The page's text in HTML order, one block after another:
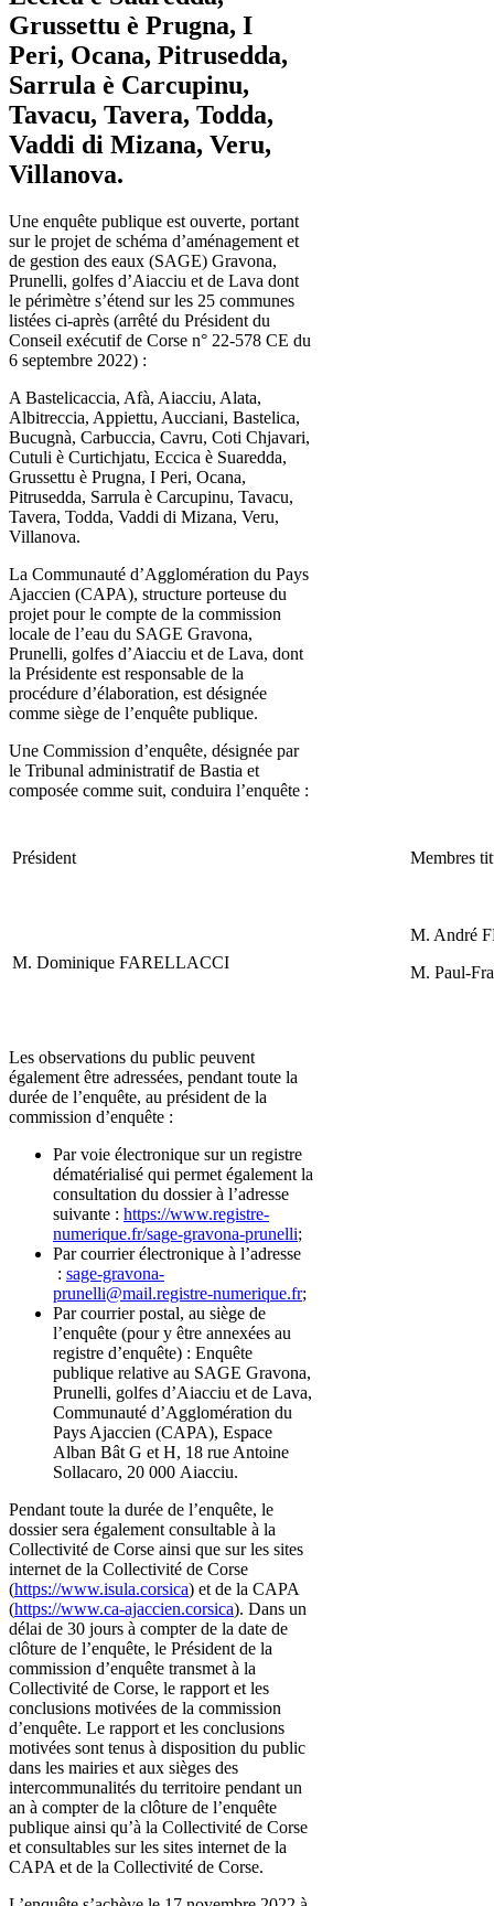
Grussettu è Prugna, I
Peri, Ocana, Pitrusedda,
Sarrula è Carcupinu,
Tavacu, Tavera, Todda,
Vaddi di Mizana, Veru,
Villanova.
Une enquête publique est ouverte, portant
sur le projet de schéma d’aménagement et
de gestion des eaux (SAGE) Gravona,
Prunelli, golfes d’Aiacciu et de Lava dont
le périmètre s’étend sur les 25 communes
listées ci-après (arrêté du Président du
Conseil exécutif de Corse n° 22-578 CE du
6 septembre 2022) :
A Bastelicaccia, Afà, Aiacciu, Alata,
Albitreccia, Appiettu, Aucciani, Bastelica,
Bucugnà, Carbuccia, Cavru, Coti Chjavari,
Cutuli è Curtichjatu, Eccica è Suaredda,
Grussettu è Prugna, I Peri, Ocana,
Pitrusedda, Sarrula è Carcupinu, Tavacu,
Tavera, Todda, Vaddi di Mizana, Veru,
Villanova.
La Communauté d’Agglomération du Pays
Ajaccien (CAPA), structure porteuse du
projet pour le compte de la commission
locale de l’eau du SAGE Gravona,
Prunelli, golfes d’Aiacciu et de Lava, dont
la Présidente est responsable de la
procédure d’élaboration, est désignée
comme siège de l’enquête publique.
Une Commission d’enquête, désignée par
le Tribunal administratif de Bastia et
composée comme suit, conduira l’enquête :
Président Membres
M. Dominique FARELLACCI
M. André
M. Paul-
Les observations du public peuvent
également être adressées, pendant toute la
durée de l’enquête, au président de la
commission d’enquête :
Par voie électronique sur un registre
dématérialisé qui permet également la
consultation du dossier à l’adresse
suivante : https://www.registre-
numerique.fr/sage-gravona-prunelli;
Par courrier électronique à l’adresse
: sage-gravona-
prunelli@mail.registre-numerique.fr;
Par courrier postal, au siège de
l’enquête (pour y être annexées au
registre d’enquête) : Enquête
publique relative au SAGE Gravona,
Prunelli, golfes d’Aiacciu et de Lava,
Communauté d’Agglomération du
Pays Ajaccien (CAPA), Espace
Alban Bât G et H, 18 rue Antoine
Sollacaro, 20 000 Aiacciu.
Pendant toute la durée de l’enquête, le
dossier sera également consultable à la
Collectivité de Corse ainsi que sur les sites
internet de la Collectivité de Corse
(https://www.isula.corsica) et de la CAPA
(https://www.ca-ajaccien.corsica). Dans un
délai de 30 jours à compter de la date de
clôture de l’enquête, le Président de la
commission d’enquête transmet à la
Collectivité de Corse, le rapport et les
conclusions motivées de la commission
d’enquête. Le rapport et les conclusions
motivées sont tenus à disposition du public
dans les mairies et aux sièges des
intercommunalités du territoire pendant un
an à compter de la clôture de l’enquête
publique ainsi qu’à la Collectivité de Corse
et consultables sur les sites internet de la
CAPA et de la Collectivité de Corse.